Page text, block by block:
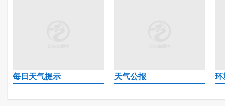
每日天气提示 天气公报